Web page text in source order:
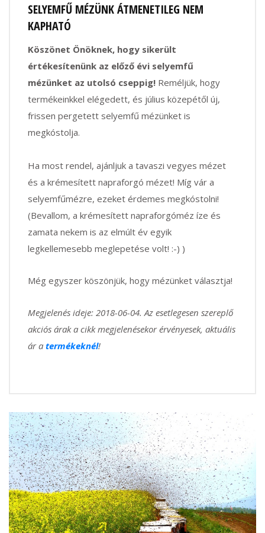
SELYEMFŰ MÉZÜNK ÁTMENETILEG NEM
KAPHATÓ
Köszönet Önöknek, hogy sikerült
értékesítenünk az előző évi selyemfű
mézünket az utolsó cseppig! Reméljük, hogy
termékeinkkel elégedett, és július közepétől új,
frissen pergetett selyemfű mézünket is
megkóstolja.
Ha most rendel, ajánljuk a tavaszi vegyes mézet
és a krémesített napraforgó mézet! Míg vár a
selyemfűmézre, ezeket érdemes megkóstolni!
(Bevallom, a krémesített napraforgóméz íze és
zamata nekem is az elmúlt év egyik
legkellemesebb meglepetése volt! :-) )
Még egyszer köszönjük, hogy mézünket választja!
Megjelenés ideje: 2018-06-04. Az esetlegesen szereplő
akciós árak a cikk megjelenésekor érvényesek, aktuális
ár a termékeknél!